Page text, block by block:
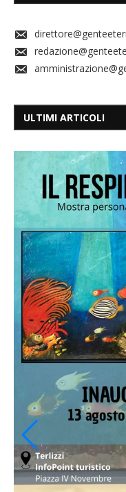
ULTIMI ARTICOLI